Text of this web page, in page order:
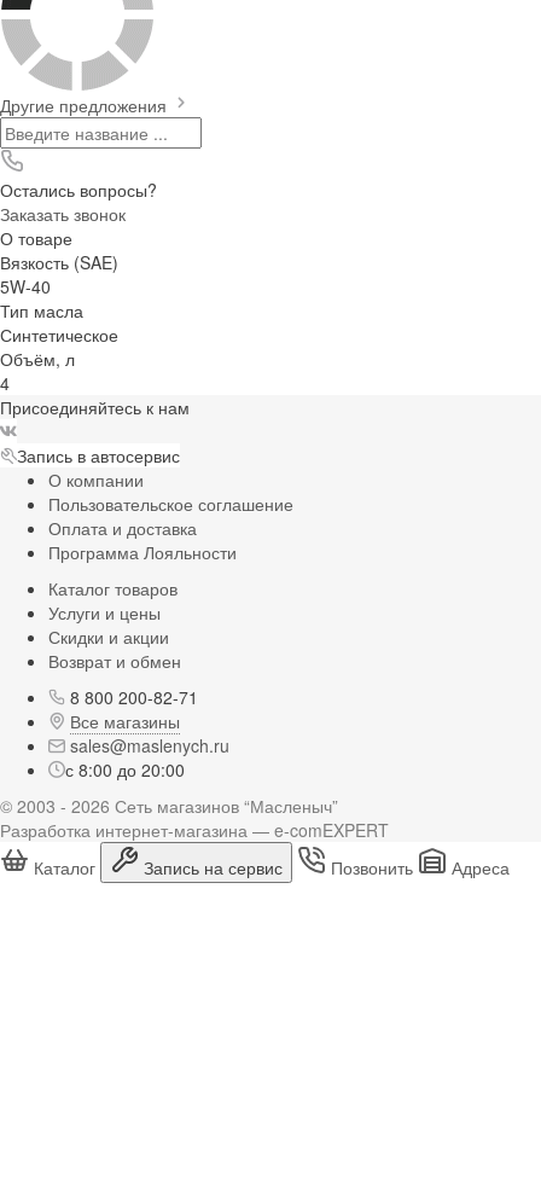
Другие предложения
Остались вопросы?
Заказать звонок
О товаре
Вязкость (SAE)
5W-40
Тип масла
Синтетическое
Объём, л
4
Присоединяйтесь к нам
Запись в автосервис
О компании
Пользовательское соглашение
Оплата и доставка
Программа Лояльности
Каталог товаров
Услуги и цены
Скидки и акции
Возврат и обмен
8 800 200-82-71
Все магазины
sales@maslenych.ru
с 8:00 до 20:00
© 2003 - 2026 Сеть магазинов “Масленыч”
Разработка интернет-магазина — e-comEXPERT
Каталог
Запись на сервис Позвонить Адреса